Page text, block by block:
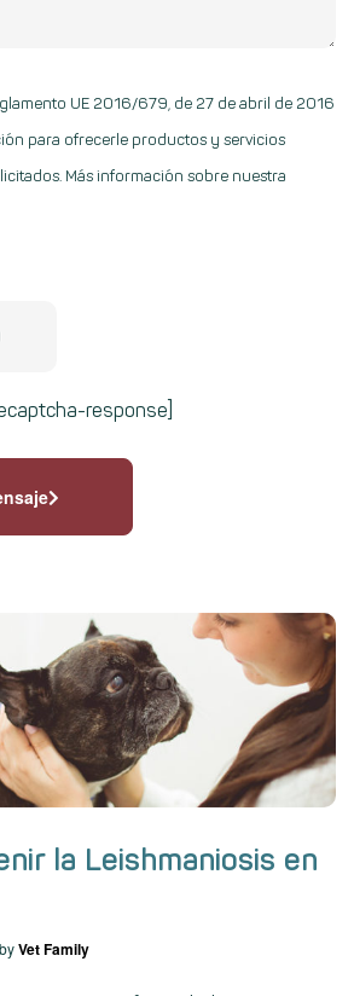
UE 2016/679, de 27 de abril de 2016
para ofrecerle productos y servicios
Más información sobre nuestra
response]
la Leishmaniosis en
byVet Family